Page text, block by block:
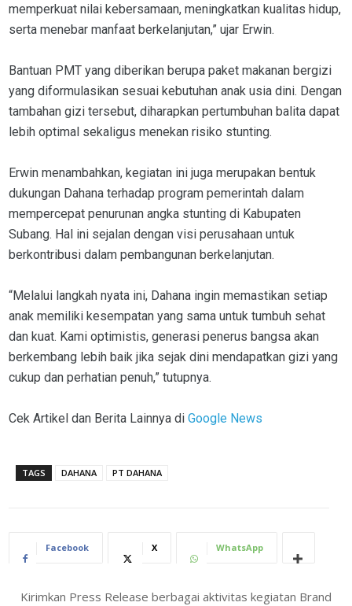
memperkuat nilai kebersamaan, meningkatkan kualitas hidup,
serta menebar manfaat berkelanjutan,” ujar Erwin.
Bantuan PMT yang diberikan berupa paket makanan bergizi
yang diformulasikan sesuai kebutuhan anak usia dini. Dengan
tambahan gizi tersebut, diharapkan pertumbuhan balita dapat
lebih optimal sekaligus menekan risiko stunting.
Erwin menambahkan, kegiatan ini juga merupakan bentuk
dukungan Dahana terhadap program pemerintah dalam
mempercepat penurunan angka stunting di Kabupaten
Subang. Hal ini sejalan dengan visi perusahaan untuk
berkontribusi dalam pembangunan berkelanjutan.
“Melalui langkah nyata ini, Dahana ingin memastikan setiap
anak memiliki kesempatan yang sama untuk tumbuh sehat
dan kuat. Kami optimistis, generasi penerus bangsa akan
berkembang lebih baik jika sejak dini mendapatkan gizi yang
cukup dan perhatian penuh,” tutupnya.
Cek Artikel dan Berita Lainnya di Google News
TAGS DAHANA PT DAHANA
Facebook X WhatsApp
Kirimkan Press Release berbagai aktivitas kegiatan Brand